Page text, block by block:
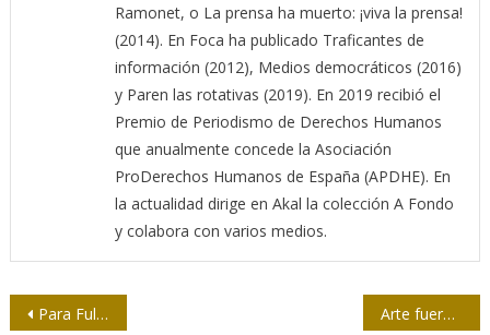
Ramonet, o La prensa ha muerto: ¡viva la prensa!
(2014). En Foca ha publicado Traficantes de
información (2012), Medios democráticos (2016)
y Paren las rotativas (2019). En 2019 recibió el
Premio de Periodismo de Derechos Humanos
que anualmente concede la Asociación
ProDerechos Humanos de España (APDHE). En
la actualidad dirige en Akal la colección A Fondo
y colabora con varios medios.
Navegación
Para Fulgueiras, premio del Concurso Enrique Núñez Rodríguez Arte fuera del Museo con Adelaida de Juan